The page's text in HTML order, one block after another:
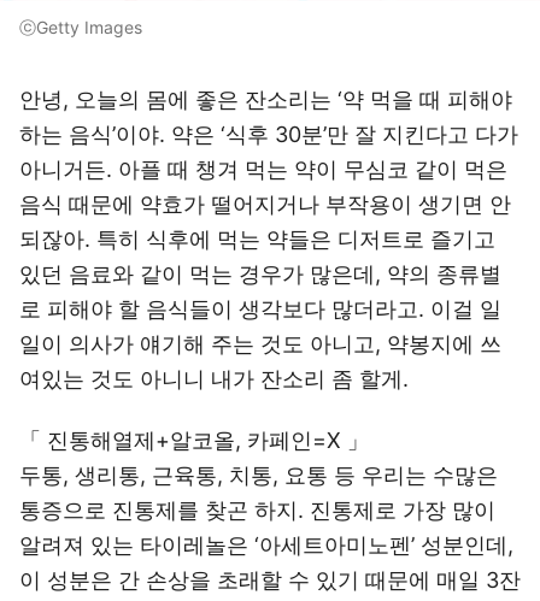
ⓒGetty Images
안녕, 오늘의 몸에 좋은 잔소리는 ‘약 먹을 때 피해야
하는 음식’이야. 약은 ‘식후 30분’만 잘 지킨다고 다가
아니거든. 아플 때 챙겨 먹는 약이 무심코 같이 먹은
음식 때문에 약효가 떨어지거나 부작용이 생기면 안
되잖아. 특히 식후에 먹는 약들은 디저트로 즐기고
있던 음료와 같이 먹는 경우가 많은데, 약의 종류별
로 피해야 할 음식들이 생각보다 많더라고. 이걸 일
일이 의사가 얘기해 주는 것도 아니고, 약봉지에 쓰
여있는 것도 아니니 내가 잔소리 좀 할게.
「 진통해열제+알코올, 카페인=Χ 」
두통, 생리통, 근육통, 치통, 요통 등 우리는 수많은
통증으로 진통제를 찾곤 하지. 진통제로 가장 많이
알려져 있는 타이레놀은 ‘아세트아미노펜’ 성분인데,
이 성분은 간 손상을 초래할 수 있기 때문에 매일 3잔